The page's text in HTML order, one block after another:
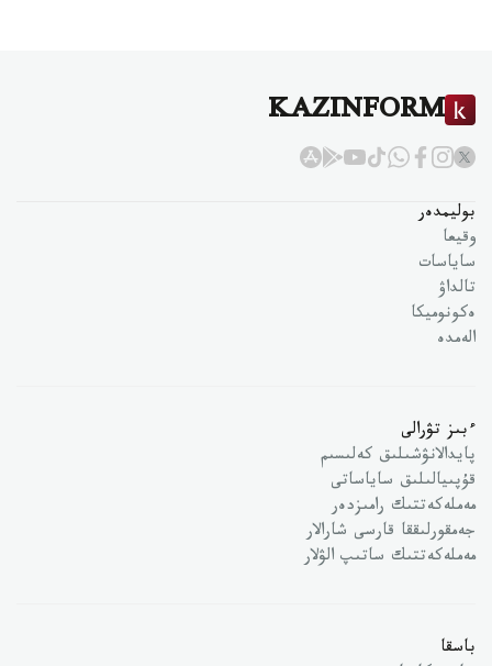
KAZINFORM
بوليمدەر
وقيعا
ساياسات
تالداۋ
ەكونوميكا
الەمدە
ءبىز تۋرالى
پايدالانۋشىلىق كەلىسىم
قۇپىيالىلىق ساياساتى
مەملەكەتتىك رامىزدەر
جەمقورلىققا قارسى شارالار
مەملەكەتتىك ساتىپ الۋلار
باسقا